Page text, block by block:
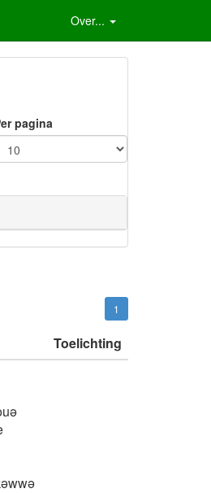
Over...
pagina
1
Toelichting